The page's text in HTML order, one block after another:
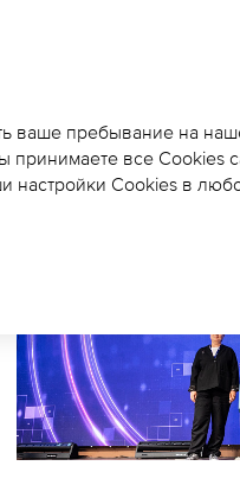
2026
ваше пребывание на
принимаете все
Cookies в